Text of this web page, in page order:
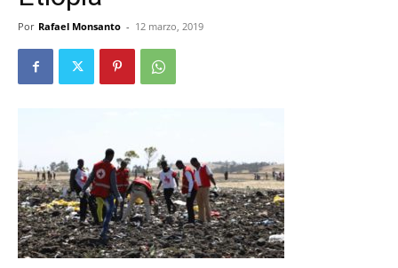
Por Rafael Monsanto - 12 marzo, 2019